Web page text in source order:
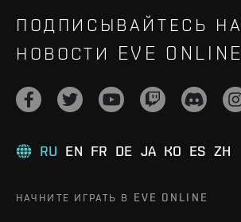
ПОДПИСЫВАЙТЕСЬ НА
НОВОСТИ EVE ONLINE
RU EN FR DE JA KO ES ZH
НАЧНИТЕ ИГРАТЬ В EVE ONLINE